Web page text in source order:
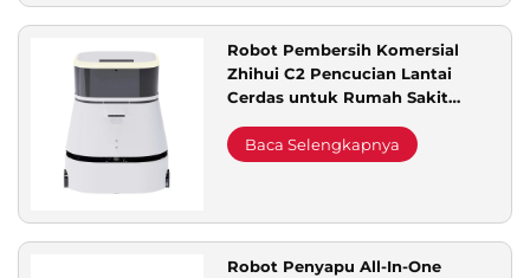
Robot Pembersih Komersial
Zhihui C2 Pencucian Lantai
Cerdas untuk Rumah Sakit
Perkantoran untuk
Membersihkan
Baca Selengkapnya
Robot Penyapu All-In-One